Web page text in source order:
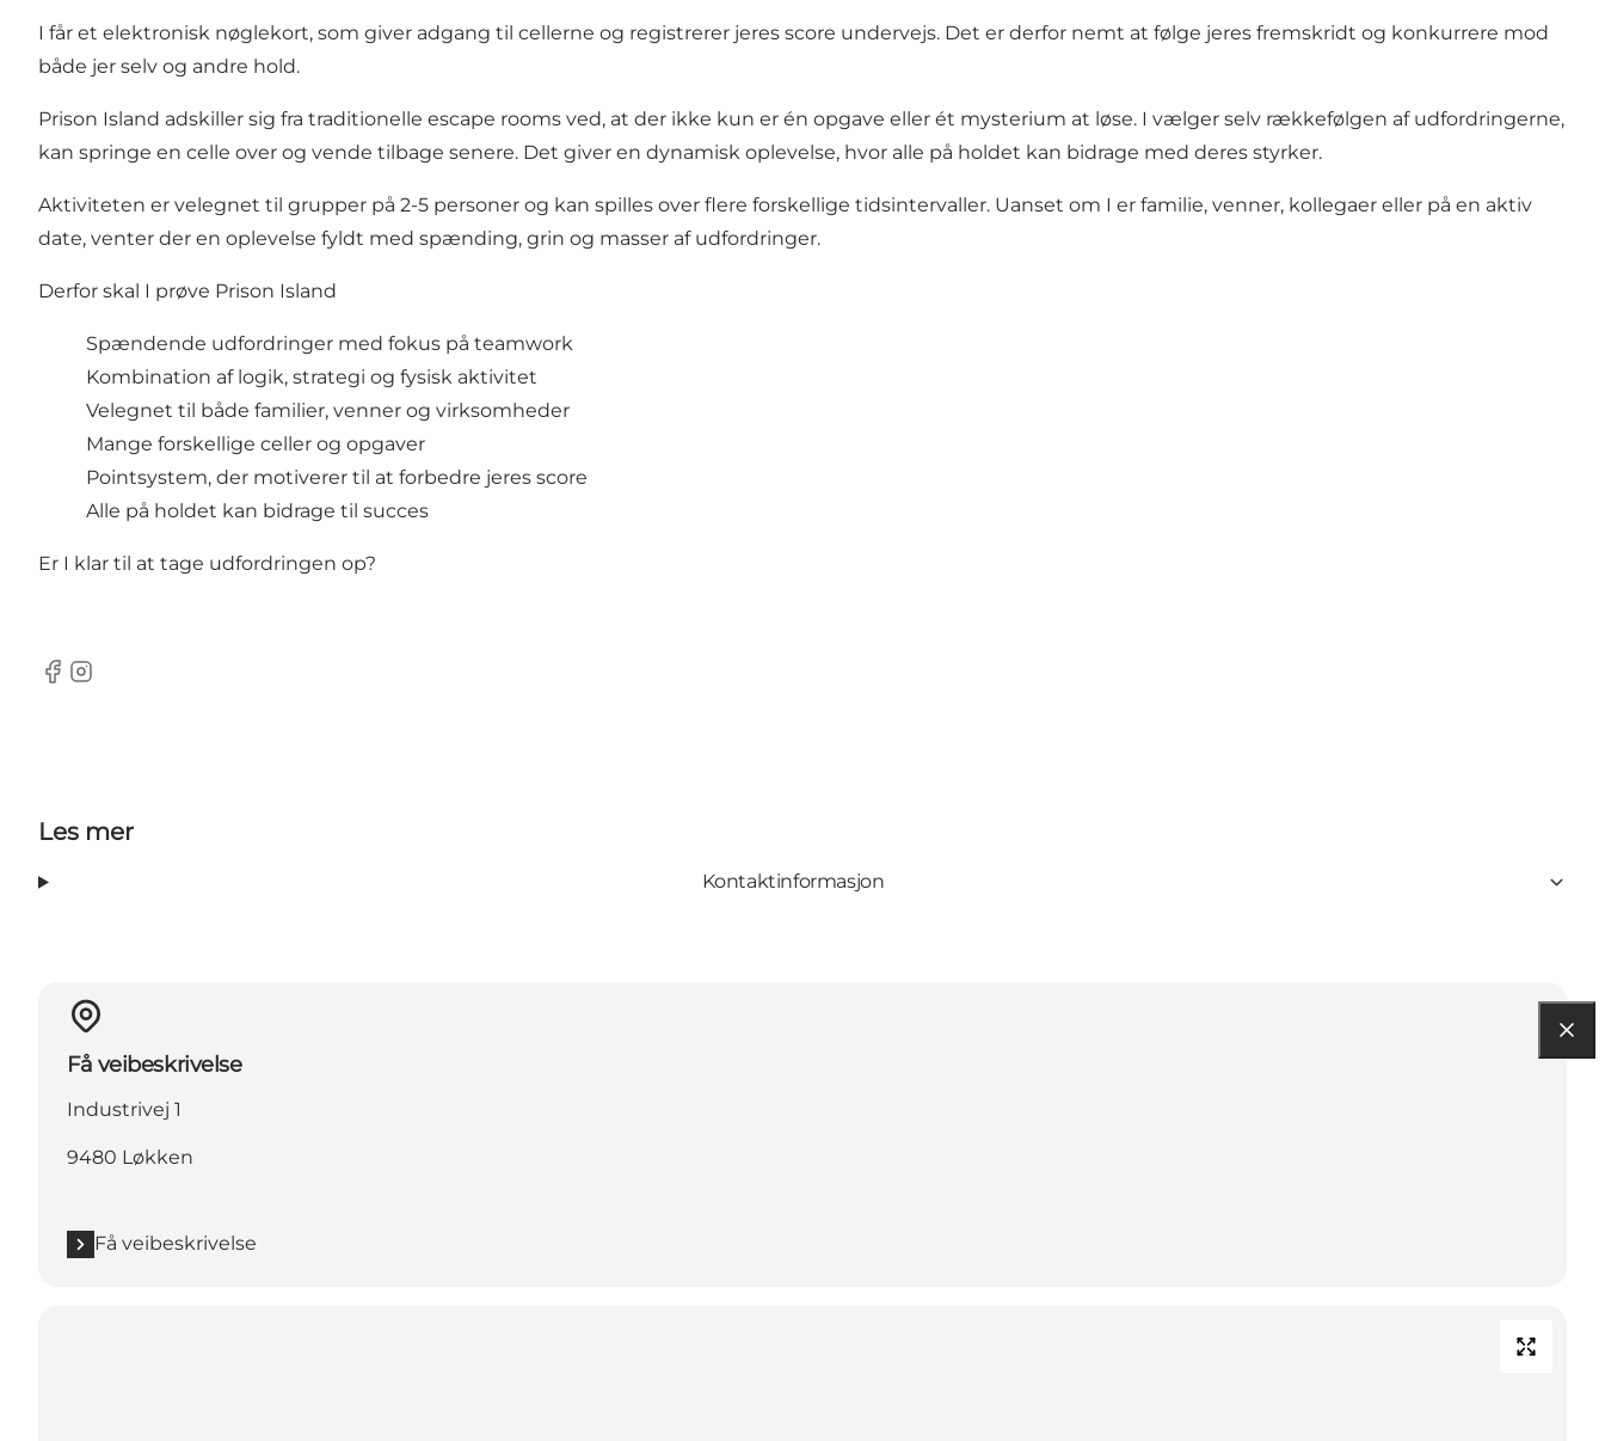
I får et elektronisk nøglekort, som giver adgang til cellerne og registrerer jeres score undervejs. Det er derfor nemt at følge jeres fremskridt og konkurrere mod
både jer selv og andre hold.
Prison Island adskiller sig fra traditionelle escape rooms ved, at der ikke kun er én opgave eller ét mysterium at løse. I vælger selv rækkefølgen af udfordringerne,
kan springe en celle over og vende tilbage senere. Det giver en dynamisk oplevelse, hvor alle på holdet kan bidrage med deres styrker.
Aktiviteten er velegnet til grupper på 2-5 personer og kan spilles over flere forskellige tidsintervaller. Uanset om I er familie, venner, kollegaer eller på en aktiv
date, venter der en oplevelse fyldt med spænding, grin og masser af udfordringer.
Derfor skal I prøve Prison Island
Spændende udfordringer med fokus på teamwork
Kombination af logik, strategi og fysisk aktivitet
Velegnet til både familier, venner og virksomheder
Mange forskellige celler og opgaver
Pointsystem, der motiverer til at forbedre jeres score
Alle på holdet kan bidrage til succes
Er I klar til at tage udfordringen op?
Facebook
Instagram
Les mer
Kontaktinformasjon
Få veibeskrivelse
Industrivej 1
9480 Løkken
Få veibeskrivelse